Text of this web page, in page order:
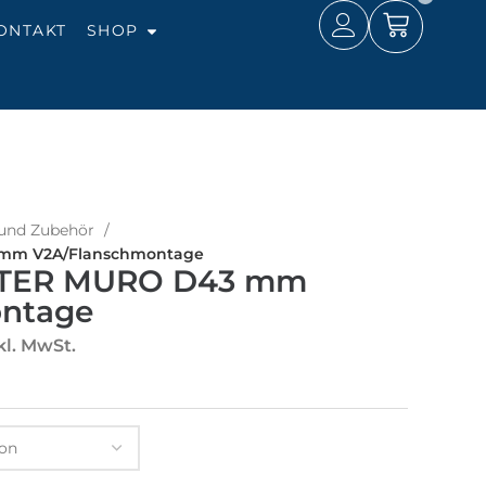
SHOP
Zubehör
mm V2A/Flanschmontage
MURO D43 mm
MwSt.